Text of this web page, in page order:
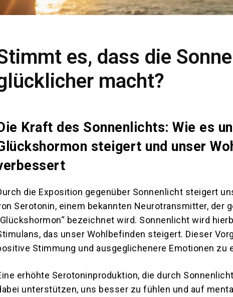
es, dass die
macht?
Kraft des Sonnenlichts: Wie es
steigert und unser
die Exposition gegenüber Sonnenlicht steigert
Serotonin, einem bekannten Neurotransmitter, der
bezeichnet wird. Sonnenlicht wird
das unser Wohlbefinden steigert. Dieser
Stimmung und ausgeglichenere Emotionen zu
erhöhte Serotoninproduktion, die durch
unterstützen, uns besser zu fühlen und auf